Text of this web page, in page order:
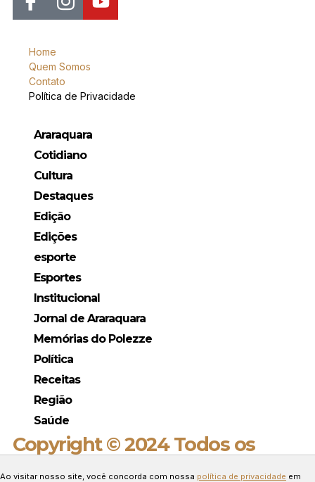
Home
Quem Somos
Contato
Política de Privacidade
Araraquara
Cotidiano
Cultura
Destaques
Edição
Edições
esporte
Esportes
Institucional
Jornal de Araraquara
Memórias do Polezze
Política
Receitas
Região
Saúde
Copyright © 2024 Todos os
Ao visitar nosso site, você concorda com nossa política de privacidade em